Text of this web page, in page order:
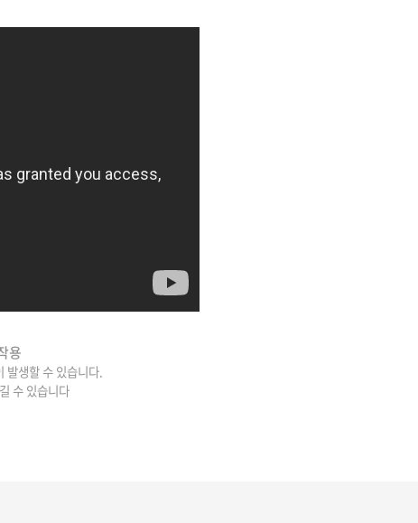
용
생할 수 있습니다.
수 있습니다